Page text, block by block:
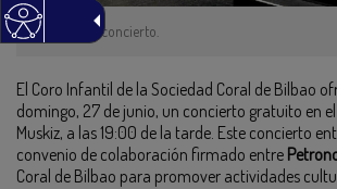
Cartel del concierto.
El Coro Infantil de la Sociedad Coral de Bilbao
domingo, 27 de junio, un concierto gratuito en
Muskiz, a las 19:00 de la tarde. Este concierto
convenio de colaboración firmado entre
Coral de Bilbao para promover actividades